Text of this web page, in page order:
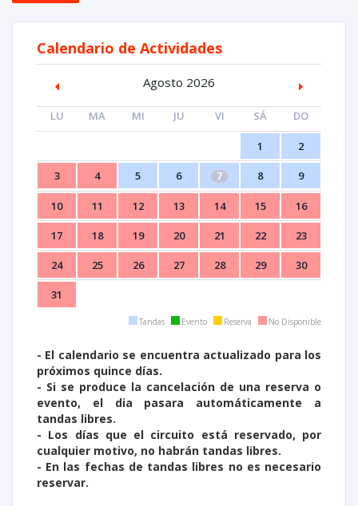
Calendario de Actividades
Agosto 2026
LU MA MI JU VI SÁ DO
1 2
3 4 5 6 7 8 9
10 11 12 13 14 15 16
17 18 19 20 21 22 23
24 25 26 27 28 29 30
31
Tandas Evento Reserva No Disponible
- El calendario se encuentra actualizado para los
próximos quince días.
- Si se produce la cancelación de una reserva o
evento, el dia pasara automáticamente a
tandas libres.
- Los días que el circuito está reservado, por
cualquier motivo, no habrán tandas libres.
- En las fechas de tandas libres no es necesario
reservar.